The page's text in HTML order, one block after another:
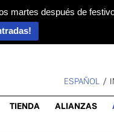
martes después de
ESPAÑOL
TIENDA ALIANZAS